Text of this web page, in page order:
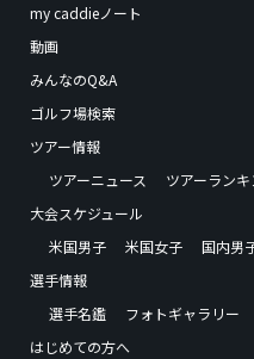
my caddieノート
動画
みんなのQ&A
ゴルフ場検索
ツアー情報
ツアーニュース
ツアーラン
大会スケジュール
米国男子
米国女子 国内男
選手情報
選手名鑑
フォトギャラリー
はじめての方へ